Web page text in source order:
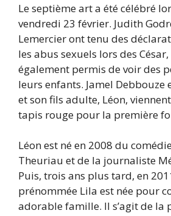
Le septième art a été célébré
vendredi 23 février. Judith
Lemercier ont tenu des
les abus sexuels lors des César,
également permis de voir des
leurs enfants. Jamel
et son fils adulte, Léon,
tapis rouge pour la première
Léon est né en 2008 du
Theuriau et de la journaliste
Puis, trois ans plus tard, en
prénommée Lila est née pour
adorable famille. Il s’agit de la